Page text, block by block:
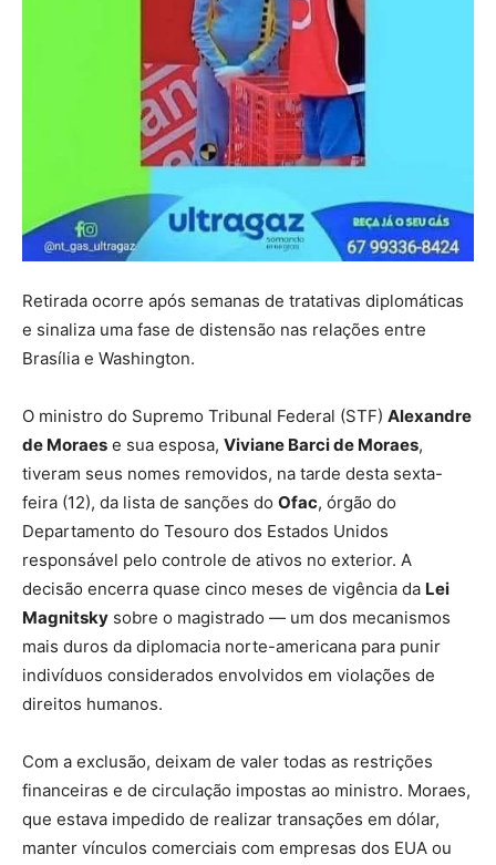
Retirada ocorre após semanas de tratativas diplomáticas
e sinaliza uma fase de distensão nas relações entre
Brasília e Washington.
O ministro do Supremo Tribunal Federal (STF) Alexandre
de Moraes e sua esposa, Viviane Barci de Moraes,
tiveram seus nomes removidos, na tarde desta sexta-
feira (12), da lista de sanções do Ofac, órgão do
Departamento do Tesouro dos Estados Unidos
responsável pelo controle de ativos no exterior. A
decisão encerra quase cinco meses de vigência da Lei
Magnitsky sobre o magistrado — um dos mecanismos
mais duros da diplomacia norte-americana para punir
indivíduos considerados envolvidos em violações de
direitos humanos.
Com a exclusão, deixam de valer todas as restrições
financeiras e de circulação impostas ao ministro. Moraes,
que estava impedido de realizar transações em dólar,
manter vínculos comerciais com empresas dos EUA ou